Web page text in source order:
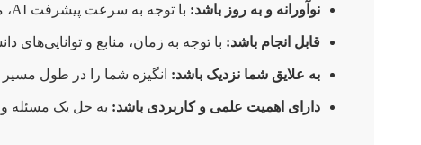
نوآورانه و به روز باشد: با توجه به سرعت پیشرفت AI، موضوع باید جدیدترین چالش‌ها و روندهای پژوهشی را پوشش دهد.
قابل انجام باشد: با توجه به زمان، منابع و توانایی‌های
به علایق شما نزدیک باشد: انگیزه شما را در طول
دارای اهمیت علمی و کاربردی باشد: به حل یک مسئله